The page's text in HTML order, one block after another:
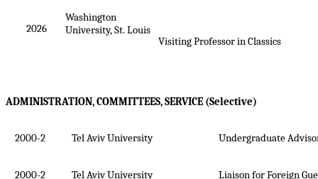
2026
Washington
University, St. Louis
Visiting Professor in Classics
ADMINISTRATION, COMMITTEES, SERVICE (Selective)
2000-2 Tel Aviv University Undergraduate
2000-2 Tel Aviv University Liaison for Foreign